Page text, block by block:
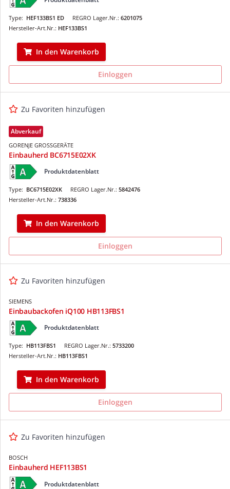
REGRO Lager.Nr.: 6201075
Type: HEF133BS1 ED
Hersteller-Art.Nr.: HEF133BS1
In den Warenkorb
Einloggen
Zu Favoriten hinzufügen
Abverkauf
GORENJE GROSSGERÄTE
Einbauherd BC6715E02XK
Produktdatenblatt
REGRO Lager.Nr.: 5842476
Type: BC6715E02XK
Hersteller-Art.Nr.: 738336
In den Warenkorb
Einloggen
Zu Favoriten hinzufügen
SIEMENS
Einbaubackofen iQ100 HB113FBS1
Produktdatenblatt
REGRO Lager.Nr.: 5733200
Type: HB113FBS1
Hersteller-Art.Nr.: HB113FBS1
In den Warenkorb
Einloggen
Zu Favoriten hinzufügen
BOSCH
Einbauherd HEF113BS1
Produktdatenblatt